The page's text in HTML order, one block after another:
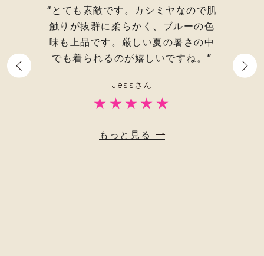
でし
“とても素敵です。カシミヤなので肌
触りが抜群に柔らかく、 ブルーの色
味も上品です。厳しい夏の暑さの中
でも着られるのが嬉しいですね。”
★★★★★
Jessさん
もっと見る
すが、
た。リ